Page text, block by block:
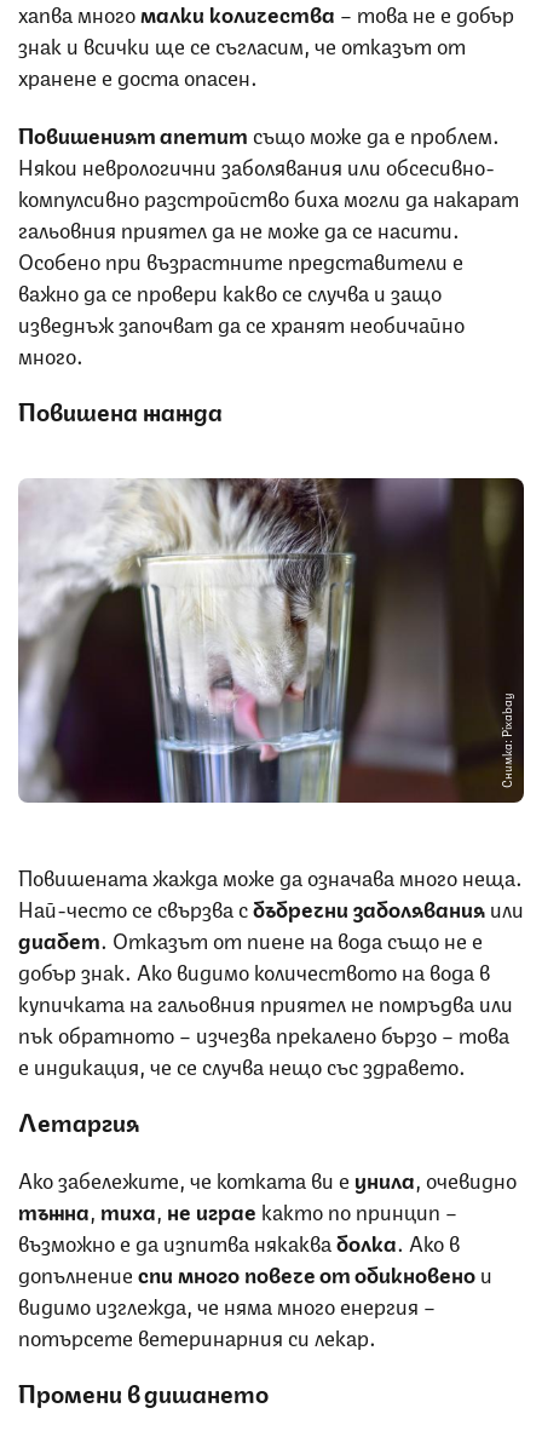
хапва многомалки количества – това не е добър
знак и всички ще се съгласим, че отказът от
хранене е доста опасен.
Повишеният апетитсъщо може да е проблем.
Някои неврологични заболявания или обсесивно-
компулсивно разстройство биха могли да накарат
гальовния приятел да не може да се насити.
Особено при възрастните представители е
важно да се провери какво се случва и защо
изведнъж започват да се хранят необичайно
много.
Повишена жажда
Снимка: Pixabay
Повишената жажда може да означава много неща.
Най-често се свързва сбъбречни заболяванияили
диабет. Отказът от пиене на вода също не е
добър знак. Ако видимо количеството на вода в
купичката на гальовния приятел не помръдва или
пък обратното – изчезва прекалено бързо – това
е индикация, че се случва нещо със здравето.
Летаргия
Ако забележите, че котката ви е унила , очевидно
тъжна тиха не играе както по принцип –
възможно е да изпитва някакваболка. Ако в
допълнениеспи много повече от обикновенои
видимо изглежда, че няма много енергия –
потърсете ветеринарния си лекар.
Промени в дишането